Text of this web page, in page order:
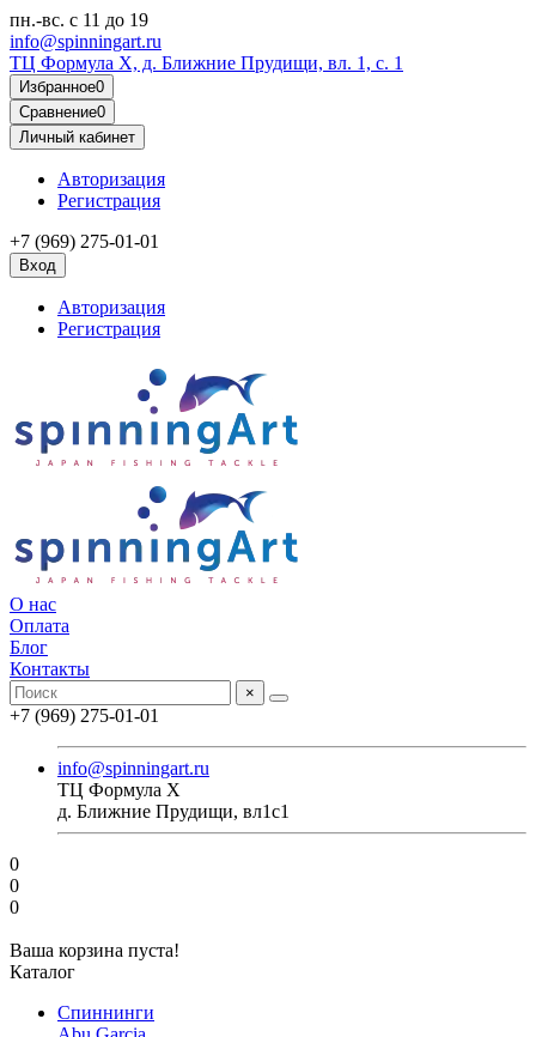
пн.-вс. с 11 до 19
info@spinningart.ru
ТЦ Формула X, д. Ближние Прудищи, вл. 1, с. 1
Избранное0
Сравнение0
Личный кабинет
Авторизация
Регистрация
+7 (969) 275-01-01
Вход
Авторизация
Регистрация
О нас
Оплата
Блог
Контакты
×
+7 (969) 275-01-01
info@spinningart.ru
ТЦ Формула X
д. Ближние Прудищи, вл1с1
0
0
0
Ваша корзина пуста!
Каталог
Спиннинги